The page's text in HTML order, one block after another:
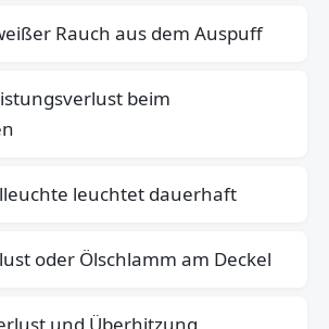
Rauch aus dem Auspuff
beim
leuchtet dauerhaft
oder Ölschlamm am Deckel